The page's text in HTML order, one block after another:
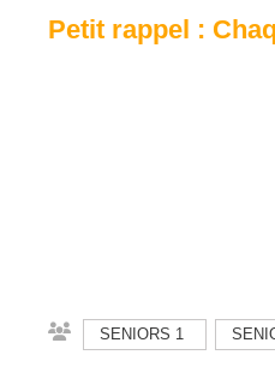
Petit rappel :
SENIORS 1